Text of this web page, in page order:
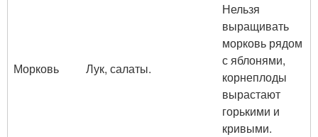
Морковь Лук, салаты.
Нельзя
выращивать
морковь рядом
с яблонями,
корнеплоды
вырастают
горькими и
кривыми.